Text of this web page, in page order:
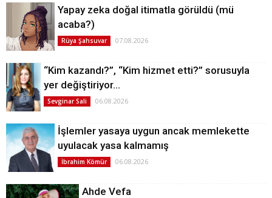
Yapay zeka doğal itimatla görüldü (mü
acaba?)
Rüya Şahsuvar 07.08.2026
“Kim kazandı?”, “Kim hizmet etti?” sorusuyla
yer değiştiriyor…
Sevginar Sali 06.08.2026
İşlemler yasaya uygun ancak memlekette
uyulacak yasa kalmamış
İbrahim Kömür 06.08.2026
Ahde Vefa